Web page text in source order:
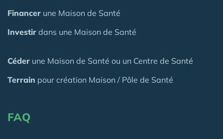
Financer une Maison de Santé
Investir dans une Maison de Santé
Céder une Maison de Santé ou un Centre de Santé
Terrain pour création Maison / Pôle de Santé
FAQ